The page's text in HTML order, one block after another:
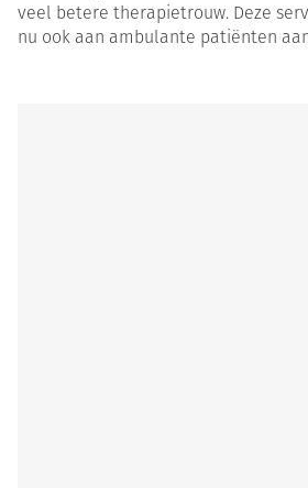
veel betere therapietrouw. Deze
nu ook aan ambulante patiënten